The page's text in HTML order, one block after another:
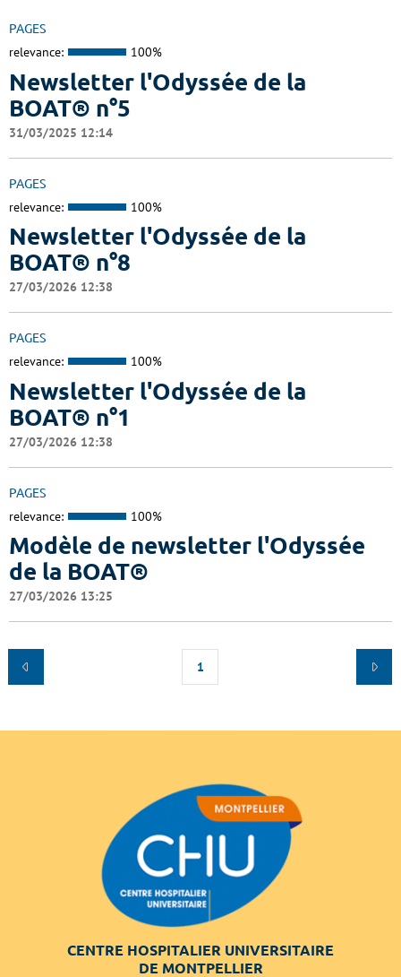
PAGES
relevance: 100%
Newsletter l'Odyssée de la
BOAT® n°5
31/03/2025 12:14
PAGES
relevance: 100%
Newsletter l'Odyssée de la
BOAT® n°8
27/03/2026 12:38
PAGES
relevance: 100%
Newsletter l'Odyssée de la
BOAT® n°1
27/03/2026 12:38
PAGES
relevance: 100%
Modèle de newsletter l'Odyssée
de la BOAT®
27/03/2026 13:25
1
CENTRE HOSPITALIER UNIVERSITAIRE
DE MONTPELLIER